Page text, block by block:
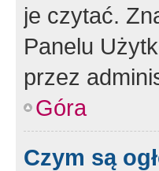
je czytać.
Panelu
przez
Góra
Czym są